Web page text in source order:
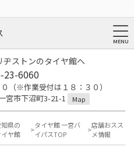
ストンのタイヤ館へ
23-6060
（※作業受付は１８：３０）
宮市下沼町3-21-1
Map
知県の
イヤ館
タイヤ館 一宮バ
イパスTOP
店舗おスス
メ情報